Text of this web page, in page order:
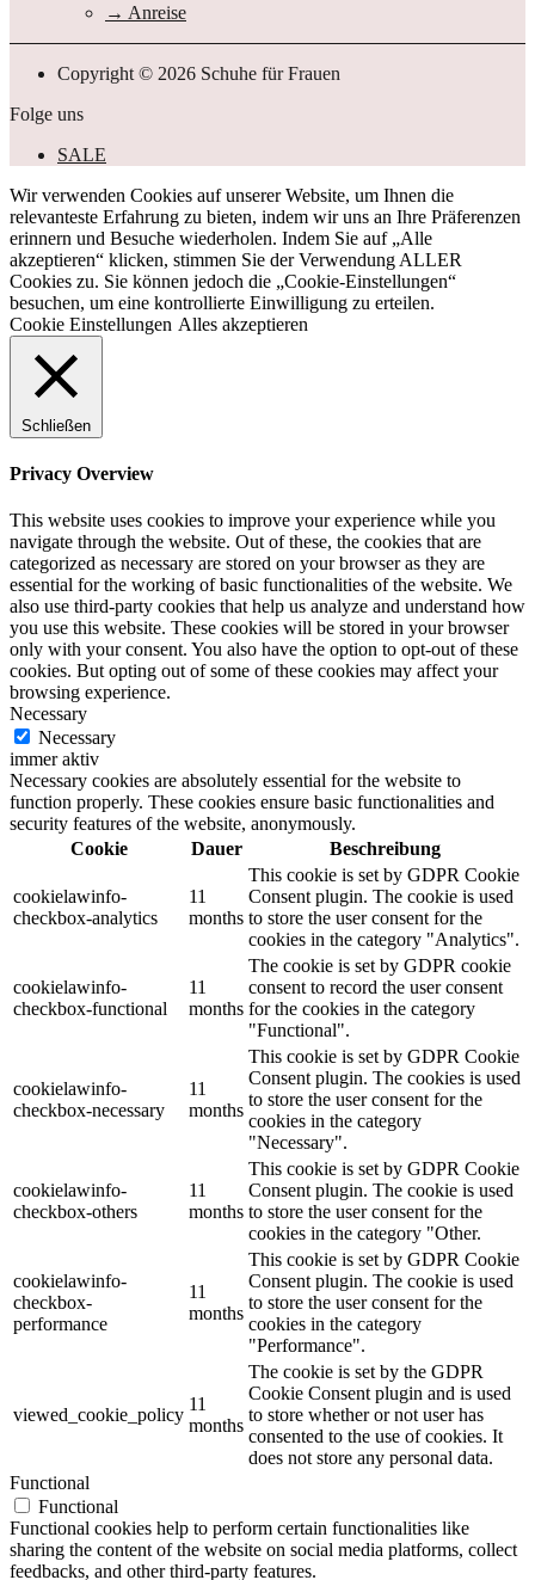
Anreise
Copyright © 2026 Schuhe für Frauen
Folge uns
SALE
Wir verwenden Cookies auf unserer Website, um Ihnen die
relevanteste Erfahrung zu bieten, indem wir uns an Ihre Präferenzen
erinnern und Besuche wiederholen. Indem Sie auf „Alle
akzeptieren“ klicken, stimmen Sie der Verwendung ALLER
Cookies zu. Sie können jedoch die „Cookie-Einstellungen“
besuchen, um eine kontrollierte Einwilligung zu erteilen.
Cookie Einstellungen Alles akzeptieren
Schließen
Privacy Overview
This website uses cookies to improve your experience while you
navigate through the website. Out of these, the cookies that are
categorized as necessary are stored on your browser as they are
essential for the working of basic functionalities of the website. We
also use third-party cookies that help us analyze and understand how
you use this website. These cookies will be stored in your browser
only with your consent. You also have the option to opt-out of these
cookies. But opting out of some of these cookies may affect your
browsing experience.
Necessary
Necessary
immer aktiv
Necessary cookies are absolutely essential for the website to
function properly. These cookies ensure basic functionalities and
security features of the website, anonymously.
Cookie
Dauer Beschreibung
cookielawinfo-
checkbox-analytics
11
months
This cookie is set by GDPR Cookie
Consent plugin. The cookie is used
to store the user consent for the
cookies in the category "Analytics".
cookielawinfo-
checkbox-functional
11
months
The cookie is set by GDPR cookie
consent to record the user consent
for the cookies in the category
"Functional".
cookielawinfo-
checkbox-necessary
11
months
This cookie is set by GDPR Cookie
Consent plugin. The cookies is used
to store the user consent for the
cookies in the category
"Necessary".
cookielawinfo-
checkbox-others
11
months
This cookie is set by GDPR Cookie
Consent plugin. The cookie is used
to store the user consent for the
cookies in the category "Other.
cookielawinfo-
checkbox-
performance
11
months
This cookie is set by GDPR Cookie
Consent plugin. The cookie is used
to store the user consent for the
cookies in the category
"Performance".
viewed_cookie_policy
11
months
The cookie is set by the GDPR
Cookie Consent plugin and is used
to store whether or not user has
consented to the use of cookies. It
does not store any personal data.
Functional
Functional
Functional cookies help to perform certain functionalities like
sharing the content of the website on social media platforms, collect
feedbacks, and other third-party features.